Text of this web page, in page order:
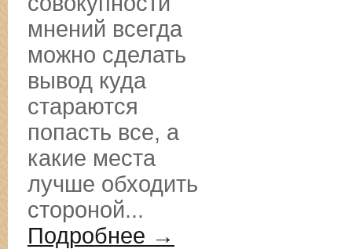
мнений всегда
можно сделать
вывод куда
стараются
попасть все, а
какие места
лучше обходить
стороной...
Подробнее →